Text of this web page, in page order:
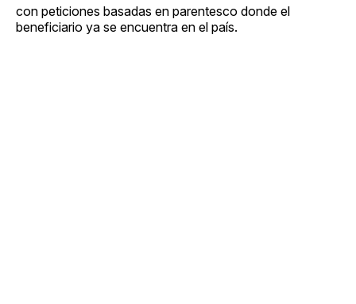
con peticiones basadas en parentesco donde el
beneficiario ya se encuentra en el país.